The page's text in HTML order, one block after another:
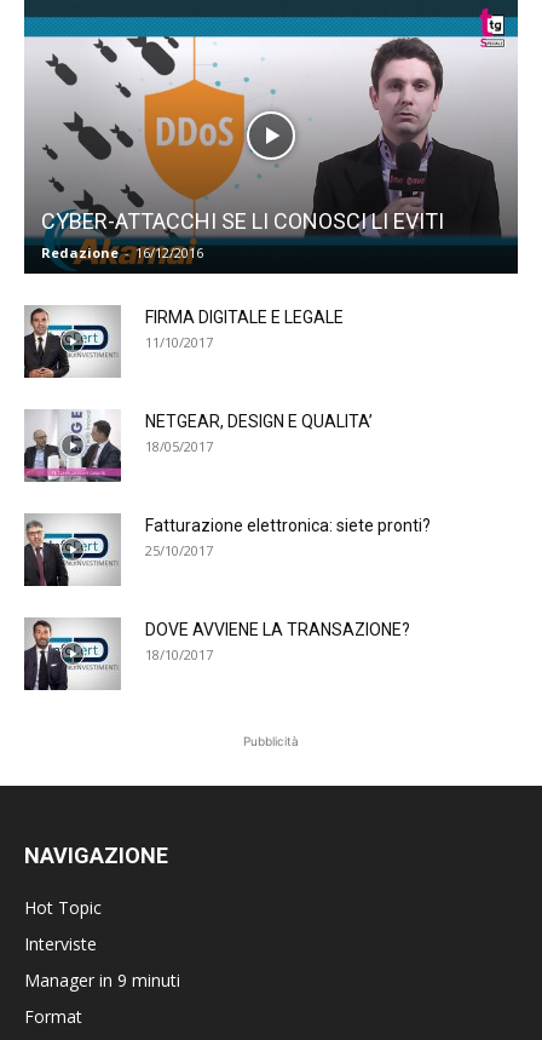
CYBER-ATTACCHI SE LI CONOSCI LI EVITI
Redazione - 16/12/2016
FIRMA DIGITALE E LEGALE
11/10/2017
NETGEAR, DESIGN E QUALITA’
18/05/2017
Fatturazione elettronica: siete pronti?
25/10/2017
DOVE AVVIENE LA TRANSAZIONE?
18/10/2017
Pubblicità
NAVIGAZIONE
Hot Topic
Interviste
Manager in 9 minuti
Format